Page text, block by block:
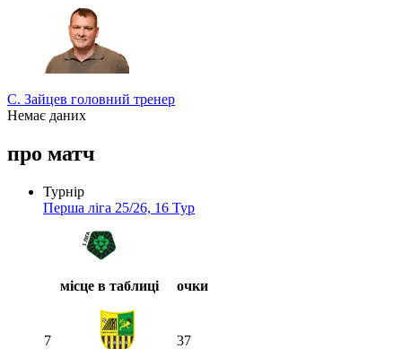
Турнір прогнозистів
С. Зайцев головний тренер
Немає даних
про матч
Турнір
Перша ліга 25/26, 16 Тур
місце в таблиці очки
7 37